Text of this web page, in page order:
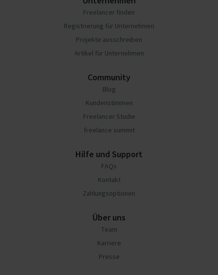
Freelancer finden
Registrierung für Unternehmen
Projekte ausschreiben
Artikel für Unternehmen
Community
Blog
Kundenstimmen
Freelancer Studie
freelance summit
Hilfe und Support
FAQs
Kontakt
Zahlungsoptionen
Über uns
Team
Karriere
Presse